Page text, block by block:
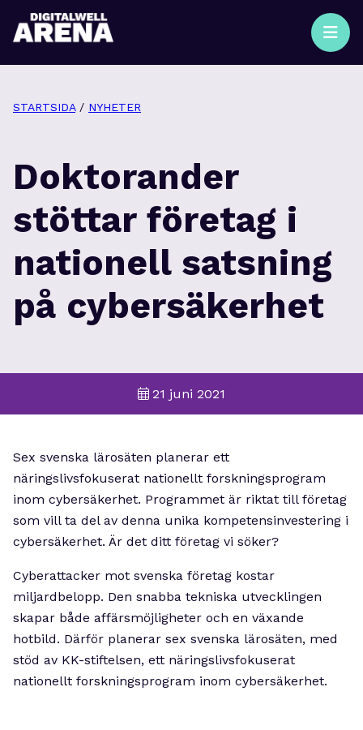
STARTSIDA/ NYHETER
Doktorander
stöttar företag i
nationell satsning
på cybersäkerhet
21 juni 2021
Sex svenska lärosäten planerar ett
näringslivsfokuserat nationellt forskningsprogram
inom cybersäkerhet. Programmet är riktat till företag
som vill ta del av denna unika kompetensinvestering i
cybersäkerhet. Är det ditt företag vi söker?
Cyberattacker mot svenska företag kostar
miljardbelopp. Den snabba tekniska utvecklingen
skapar både affärsmöjligheter och en växande
hotbild. Därför planerar sex svenska lärosäten, med
stöd av KK-stiftelsen, ett näringslivsfokuserat
nationellt forskningsprogram inom cybersäkerhet.